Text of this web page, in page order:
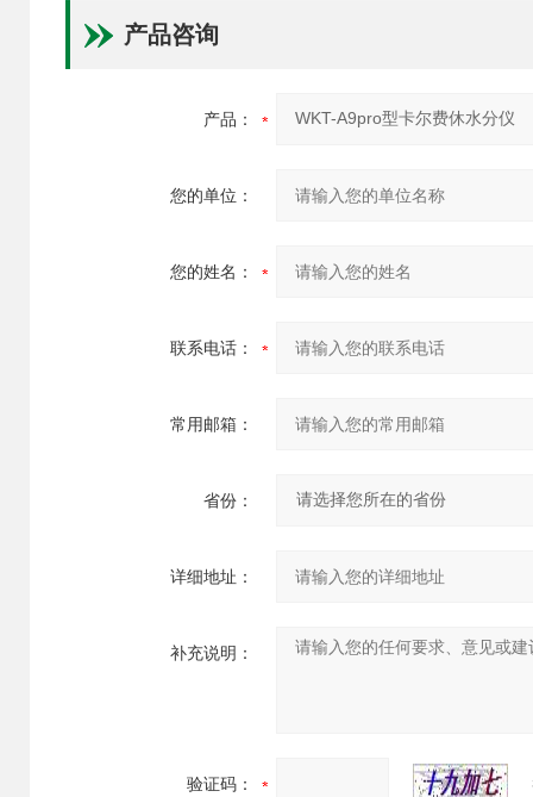
产品咨询
产品：
您的单位：
您的姓名：
联系电话：
常用邮箱：
省份：
详细地址：
补充说明：
验证码：